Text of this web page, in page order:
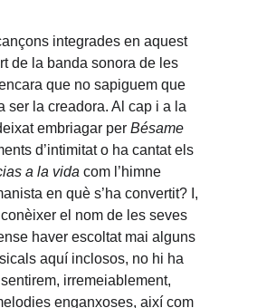
integrades en aquest
de la banda sonora de les
que no sapiguem que
ser la creadora. Al cap i a la
embriagar per Bésame
d’intimitat o ha cantat els
a la vida com l’himne
en què s’ha convertit? I,
el nom de les seves
haver escoltat mai alguns
aquí inclosos, no hi ha
irremeiablement,
enganxoses, així com